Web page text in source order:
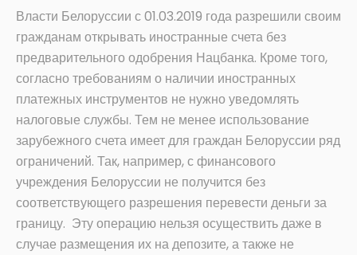
Власти Белоруссии с 01.03.2019 года разрешили своим
гражданам открывать иностранные счета без
предварительного одобрения Нацбанка. Кроме того,
согласно требованиям о наличии иностранных
платежных инструментов не нужно уведомлять
налоговые службы. Тем не менее использование
зарубежного счета имеет для граждан Белоруссии ряд
ограничений. Так, например, с финансового
учреждения Белоруссии не получится без
соответствующего разрешения перевести деньги за
границу. Эту операцию нельзя осуществить даже в
случае размещения их на депозите, а также не